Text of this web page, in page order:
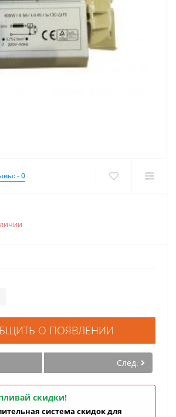
- 0
О ПОЯВЛЕНИИ
След.
скидки!
система скидок для